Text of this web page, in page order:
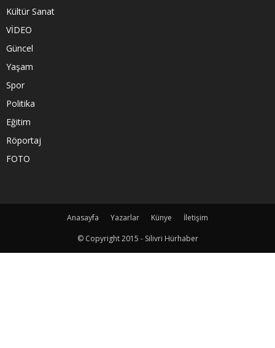
Kültür Sanat
VİDEO
Güncel
Yaşam
Spor
Politika
Eğitim
Röportaj
FOTO
Anasayfa Yazarlar Künye
İletişim
© Copyright 2015 - Silivri Hürhaber